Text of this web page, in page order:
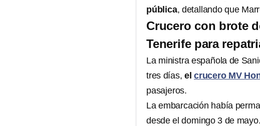
pública, detallando que
Crucero con brote
Tenerife para
La ministra española de
tres días,elcrucero MV
pasajeros.
La embarcación había
desde el domingo 3 de mayo.